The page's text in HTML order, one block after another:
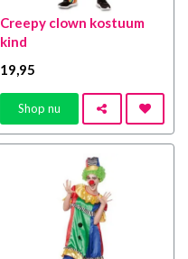
Creepy clown kostuum
kind
19 ,95
Shop nu